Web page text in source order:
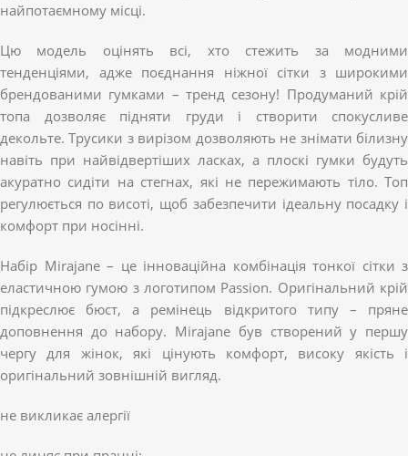
найпотаємному місці.
Цю модель оцінять всі, хто стежить за модними
тенденціями, адже поєднання ніжної сітки з широкими
брендованими гумками – тренд сезону! Продуманий крій
топа дозволяє підняти груди і створити спокусливе
декольте. Трусики з вирізом дозволяють не знімати білизну
навіть при найвідвертіших ласках, а плоскі гумки будуть
акуратно сидіти на стегнах, які не пережимають тіло. Топ
регулюється по висоті, щоб забезпечити ідеальну посадку і
комфорт при носінні.
Набір Mirajane – це інноваційна комбінація тонкої сітки з
еластичною гумою з логотипом Passion. Оригінальний крій
підкреслює бюст, а ремінець відкритого типу – пряне
доповнення до набору. Mirajane був створений у першу
чергу для жінок, які цінують комфорт, високу якість і
оригінальний зовнішній вигляд.
не викликає алергії